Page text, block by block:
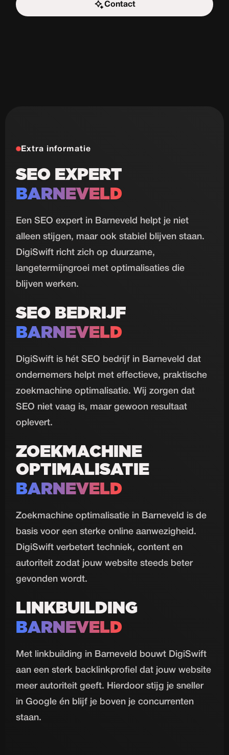
Contact
Start de uitdaging
Extra informatie
SEO EXPERT
BARNEVELD
Een SEO expert in Barneveld helpt je niet
alleen stijgen, maar ook stabiel blijven staan.
DigiSwift richt zich op duurzame,
langetermijngroei met optimalisaties die
blijven werken.
SEO BEDRIJF
BARNEVELD
DigiSwift is hét SEO bedrijf in Barneveld dat
ondernemers helpt met effectieve, praktische
zoekmachine optimalisatie. Wij zorgen dat
SEO niet vaag is, maar gewoon resultaat
oplevert.
ZOEKMACHINE
OPTIMALISATIE
BARNEVELD
Zoekmachine optimalisatie in Barneveld is de
basis voor een sterke online aanwezigheid.
DigiSwift verbetert techniek, content en
autoriteit zodat jouw website steeds beter
gevonden wordt.
LINKBUILDING
BARNEVELD
Met linkbuilding in Barneveld bouwt DigiSwift
aan een sterk backlinkprofiel dat jouw website
meer autoriteit geeft. Hierdoor stijg je sneller
in Google én blijf je boven je concurrenten
staan.